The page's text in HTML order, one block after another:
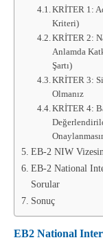
KRİTER 1:
Kriteri)
KRİTER 2:
Anlamda
Şartı)
KRİTER 3:
Olmanız
KRİTER 4:
EB-2 NIW
EB-2 National
Sorular
Sonuç
EB2 National